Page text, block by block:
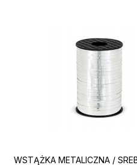
WSTĄŻKA METALICZNA /